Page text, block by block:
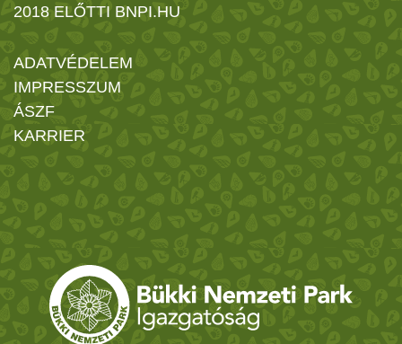
2018 ELŐTTI BNPI.HU
ADATVÉDELEM
IMPRESSZUM
ÁSZF
KARRIER